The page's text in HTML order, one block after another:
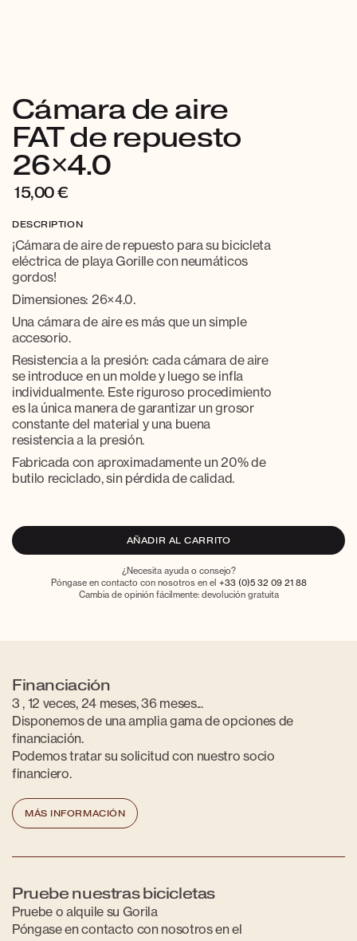
Cámara de aire
FAT de repuesto
26×4.0
15,00€
DESCRIPTION
¡Cámara de aire de repuesto para su bicicleta
eléctrica de playa Gorille con neumáticos
gordos!
Dimensiones: 26×4.0.
Una cámara de aire es más que un simple
accesorio.
Resistencia a la presión: cada cámara de aire
se introduce en un molde y luego se infla
individualmente. Este riguroso procedimiento
es la única manera de garantizar un grosor
constante del material y una buena
resistencia a la presión.
Fabricada con aproximadamente un 20% de
butilo reciclado, sin pérdida de calidad.
AÑADIR AL CARRITO
¿Necesita ayuda o consejo?
Póngase en contacto con nosotros en el +33 (0)5 32 09 21 88
Cambia de opinión fácilmente: devolución gratuita
Financiación
3 , 12 veces, 24 meses, 36 meses...
Disponemos de una amplia gama de opciones de
financiación.
Podemos tratar su solicitud con nuestro socio
financiero.
MÁS INFORMACIÓN
Pruebe nuestras bicicletas
Pruebe o alquile su Gorila
Póngase en contacto con nosotros en el